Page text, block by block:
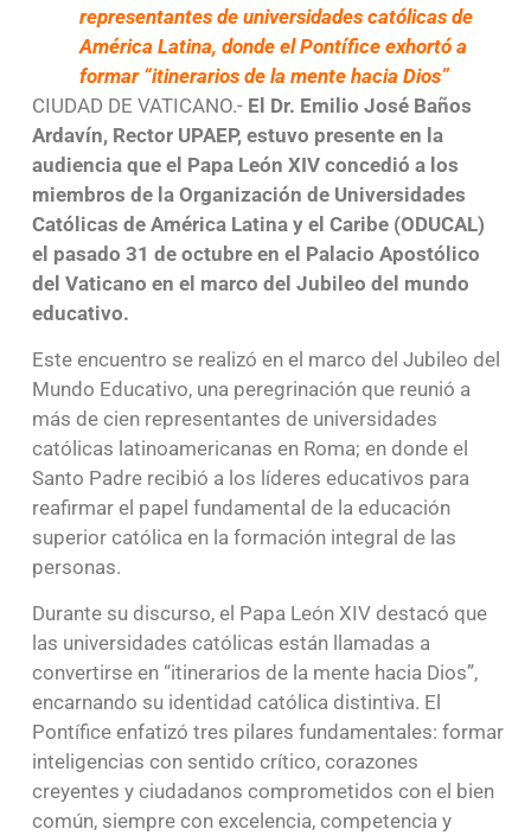
representantes de universidades católicas de
América Latina, donde el Pontífice exhortó a
formar “itinerarios de la mente hacia Dios”
CIUDAD DE VATICANO.- El Dr. Emilio José Baños
Ardavín, Rector UPAEP, estuvo presente en la
audiencia que el Papa León XIV concedió a los
miembros de la Organización de Universidades
Católicas de América Latina y el Caribe (ODUCAL)
el pasado 31 de octubre en el Palacio Apostólico
del Vaticano en el marco del Jubileo del mundo
educativo.
Este encuentro se realizó en el marco del Jubileo del
Mundo Educativo, una peregrinación que reunió a
más de cien representantes de universidades
católicas latinoamericanas en Roma; en donde el
Santo Padre recibió a los líderes educativos para
reafirmar el papel fundamental de la educación
superior católica en la formación integral de las
personas.
Durante su discurso, el Papa León XIV destacó que
las universidades católicas están llamadas a
convertirse en “itinerarios de la mente hacia Dios”,
encarnando su identidad católica distintiva. El
Pontífice enfatizó tres pilares fundamentales: formar
inteligencias con sentido crítico, corazones
creyentes y ciudadanos comprometidos con el bien
común, siempre con excelencia, competencia y